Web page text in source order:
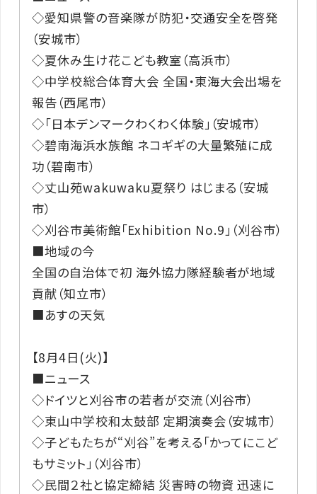
◇愛知県警の音楽隊が防犯・交通安全を啓発
（安城市）
◇夏休み生け花こども教室（高浜市）
◇中学校総合体育大会 全国・東海大会出場を
報告（西尾市）
◇「日本デンマークわくわく体験」（安城市）
◇碧南海浜水族館 ネコギギの大量繁殖に成
功（碧南市）
◇丈山苑wakuwaku夏祭り はじまる（安城
市）
◇刈谷市美術館「Exhibition No.9」（刈谷市）
■地域の今
全国の自治体で初 海外協力隊経験者が地域
貢献（知立市）
■あすの天気
【8月4日(火)】
■ニュース
◇ドイツと刈谷市の若者が交流（刈谷市）
◇東山中学校和太鼓部 定期演奏会（安城市）
◇子どもたちが“刈谷”を考える「かってにこど
もサミット」（刈谷市）
◇民間２社と協定締結 災害時の物資 迅速に